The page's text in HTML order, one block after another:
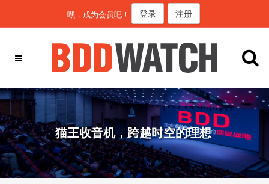
嘿，成为会员吧！ 登录 注册
猫王收音机，跨越时空的理想